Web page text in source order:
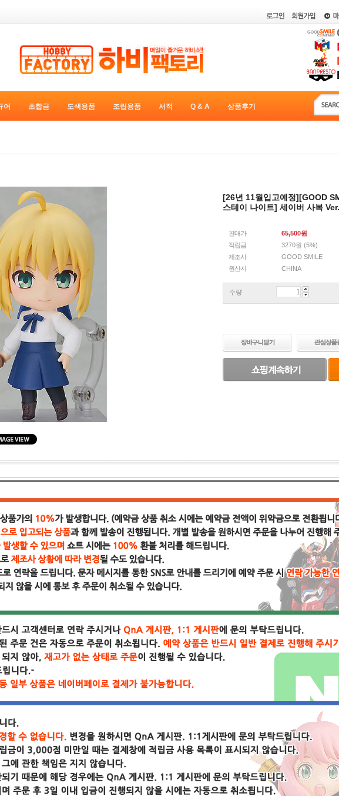
어 초합금 도색용품 조립용품 서적 Q & A 상품후기
[26년 11월입고예정][GOOD
스테이 나이트] 세이버 사복
판매가 65,500원
적립금
3270원 (5%)
제조사
GOOD SMILE
원산지
CHINA
수량